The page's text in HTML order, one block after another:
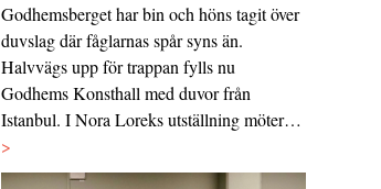
Godhemsberget har bin och höns tagit över
duvslag där fåglarnas spår syns än.
Halvvägs upp för trappan fylls nu
Godhems Konsthall med duvor från
Istanbul. I Nora Loreks utställning möter…
>